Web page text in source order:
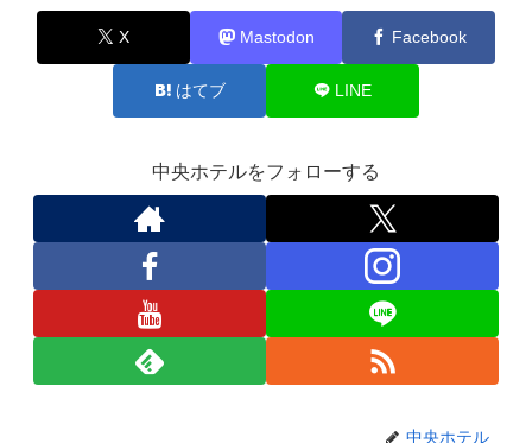
X Mastodon Facebook
はてブ LINE
中央ホテルをフォローする
中央ホテル